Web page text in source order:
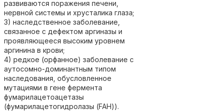
развиваются поражения печени,
нервной системы и хрусталика глаза;
3) наследственное заболевание,
связанное с дефектом аргиназы и
проявляющееся высоким уровнем
аргинина в крови;
4) редкое (орфанное) заболевание с
аутосомно-доминантным типом
наследования, обусловленное
мутациями в гене фермента
фумарилацетоацетазы
(фумарилацетогидролазы (FAH)).